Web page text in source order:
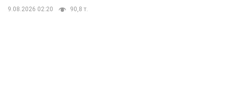
9.08.2026 02:20 90,8 т.